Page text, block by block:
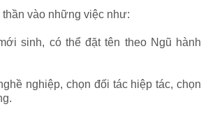
vào những việc như:
sinh, có thể đặt tên theo Ngũ hành
nghiệp, chọn đối tác hiệp tác, chọn